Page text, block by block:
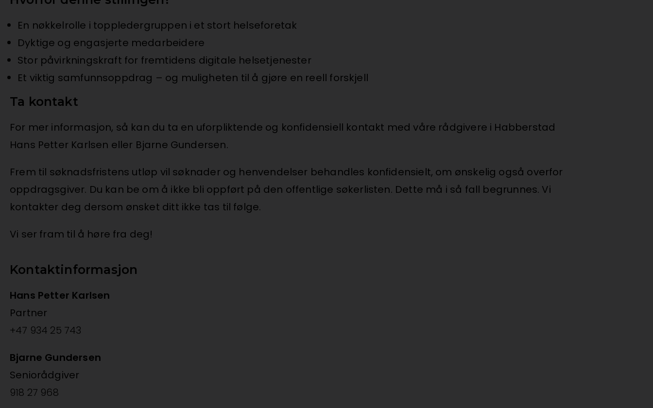
En nøkkelrolle i toppledergruppen i et stort helseforetak
Dyktige og engasjerte medarbeidere
Stor påvirkningskraft for fremtidens digitale helsetjenester
Et viktig samfunnsoppdrag – og muligheten til å gjøre en reell forskjell
Ta kontakt
For mer informasjon, så kan du ta en uforpliktende og konfidensiell kontakt med våre rådgivere i Habberstad
Hans Petter Karlsen eller Bjarne Gundersen.
Frem til søknadsfristens utløp vil søknader og henvendelser behandles konfidensielt, om ønskelig også overfor
oppdragsgiver. Du kan be om å ikke bli oppført på den offentlige søkerlisten. Dette må i så fall begrunnes. Vi
kontakter deg dersom ønsket ditt ikke tas til følge.
Vi ser fram til å høre fra deg!
Kontaktinformasjon
Hans Petter Karlsen
Partner
+47 934 25 743
Bjarne Gundersen
Seniorådgiver
Telefon:
918 27 968